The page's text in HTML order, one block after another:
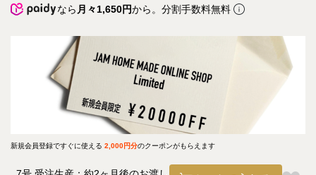
なら 月々1,650円から。分割手数料無料
新規会員登録ですぐに使える 2,000円分のクーポンがもらえます